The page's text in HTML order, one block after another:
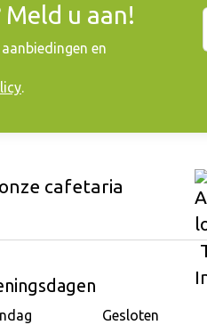
u aan!
en
.
cafetaria
Gesloten